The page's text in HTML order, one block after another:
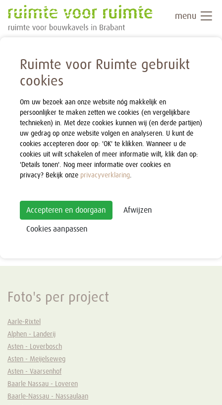
Ruimte voor Ruimte gebruikt
cookies
Om uw bezoek aan onze website nóg makkelijk en
persoonlijker te maken zetten we cookies (en vergelijkbare
technieken) in. Met deze cookies kunnen wij (en derde partijen)
uw gedrag op onze website volgen en analyseren. U kunt de
cookies accepteren door op: 'OK' te klikken. Wanneer u de
cookies uit wilt schakelen of meer informatie wilt, klik dan op:
'Details tonen'. Nog meer informatie over cookies en
privacy? Bekijk onze privacyverklaring.
Accepteren en doorgaan Afwijzen
Cookies aanpassen
menu
Foto's per project
Aarle-Rixtel
Alphen - Landerij
Asten - Loverbosch
Asten - Meijelseweg
Asten - Vaarsenhof
Baarle Nassau - Loveren
Baarle-Nassau - Nassaulaan